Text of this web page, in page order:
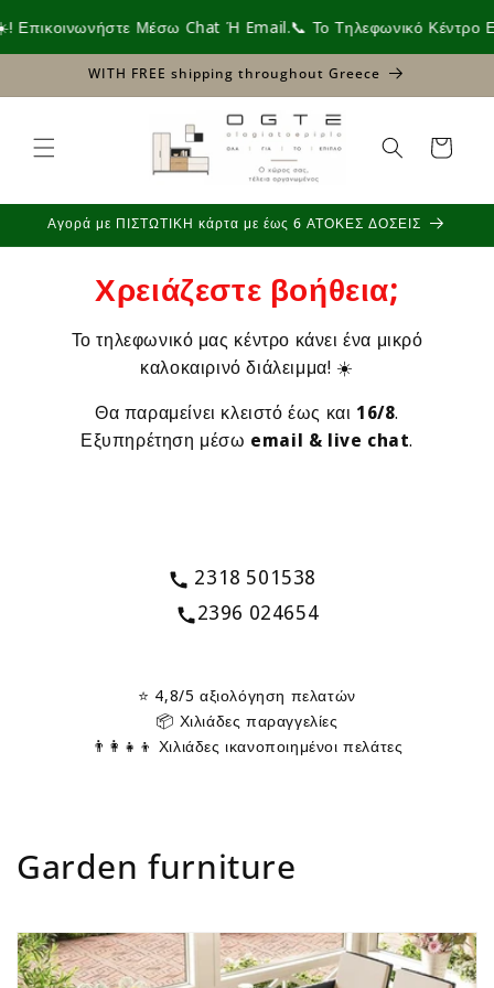
content Μέσω Chat Ή Email.📞 Το Τηλεφωνικό Κέντρο
WITH FREE shipping throughout Greece
Cart
Αγορά με ΠΙΣΤΩΤΙΚΗ κάρτα με έως 6 ΑΤΟΚΕΣ ΔΟΣΕΙΣ
Χρειάζεστε βοήθεια;
Το τηλεφωνικό μας κέντρο κάνει ένα μικρό
καλοκαιρινό διάλειμμα! ☀️
Θα παραμείνει κλειστό έως και 16/8.
Εξυπηρέτηση μέσω email & live chat.
2318 501538
2396 024654
⭐ 4,8/5 αξιολόγηση πελατών
📦 Χιλιάδες παραγγελίες
👨‍👩‍👧‍👦 Χιλιάδες ικανοποιημένοι πελάτες
C
l
Garden furniture